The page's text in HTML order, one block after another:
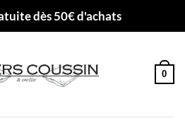
dès 50€ d'achats
0